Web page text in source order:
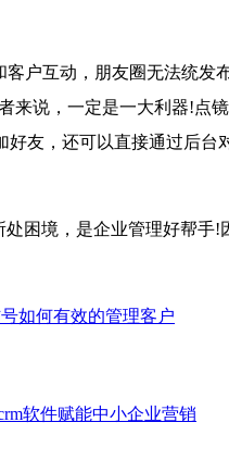
户互动，朋友圈无法统发
说，一定是一大利器!点
友，还可以直接通过后
境，是企业管理好帮手!
如何有效的管理客户
软件赋能中小企业营销